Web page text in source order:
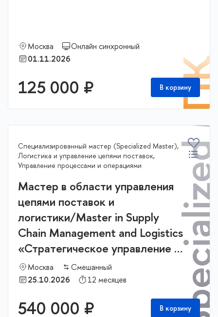
Москва
Онлайн синхронный
01.11.2026
125 000 ₽ В корзину
Специализированный мастер (Specialized Master),
Логистика и управление цепями поставок,
Управление процессами и операциями
Мастер в области управления
цепями поставок и
логистики/Master in Supply
Chain Management and Logistics
«Стратегическое управление и
бизнес аналитика в логистике и
цепях поставок»
Москва
Смешанный
25.10.2026
12 месяцев
540 000 ₽ В корзину